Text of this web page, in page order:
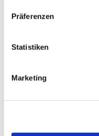
Präferenzen
Statistiken
Marketing
Erfahren Sie im Atrium